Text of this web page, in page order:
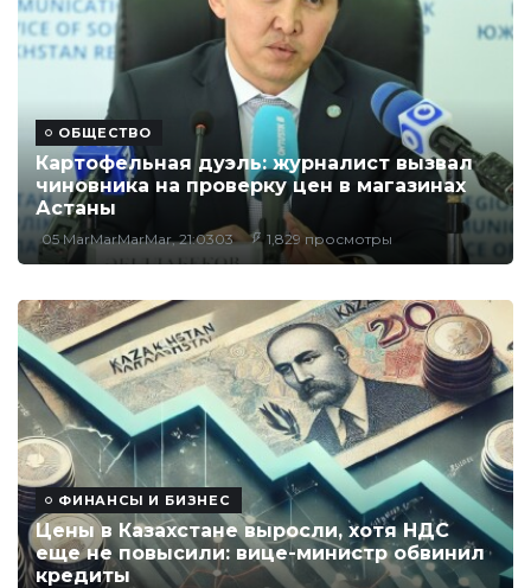
ОБЩЕСТВО
Картофельная дуэль: журналист вызвал
чиновника на проверку цен в магазинах
Астаны
05 MarMarMarMar, 21:0303 1,829 просмотры
ФИНАНСЫ И БИЗНЕС
Цены в Казахстане выросли, хотя НДС
еще не повысили: вице-министр обвинил
кредиты